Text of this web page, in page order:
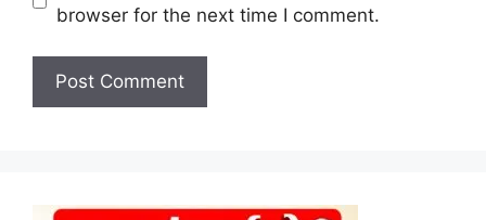
browser for the next time I comment.